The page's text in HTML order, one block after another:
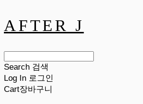
AFTER J
Search 검색
Log In 로그인
Cart장바구니